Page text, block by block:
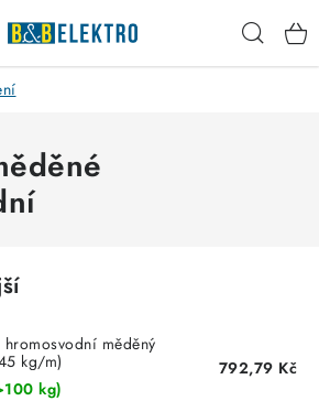
zboží
měděný
kg/m)
kg)
792,79 Kč